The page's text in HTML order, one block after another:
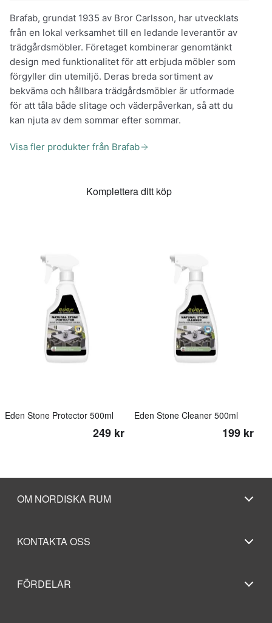
Brafab, grundat 1935 av Bror Carlsson, har utvecklats
från en lokal verksamhet till en ledande leverantör av
trädgårdsmöbler. Företaget kombinerar genomtänkt
design med funktionalitet för att erbjuda möbler som
förgyller din utemiljö. Deras breda sortiment av
bekväma och hållbara trädgårdsmöbler är utformade
för att tåla både slitage och väderpåverkan, så att du
kan njuta av dem sommar efter sommar.
Visa fler produkter från Brafab
Komplettera ditt köp
Eden Stone Protector 500ml
249 kr
Eden Stone Cleaner 500ml
199 kr
OM NORDISKA RUM
KONTAKTA OSS
FÖRDELAR